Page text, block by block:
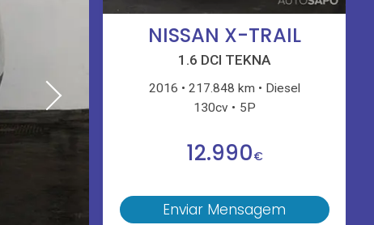
NISSAN X-TRAIL
1.6 DCI TEKNA
2016 217.848 km
Diesel
130cv
5P
12.990€
Enviar Mensagem